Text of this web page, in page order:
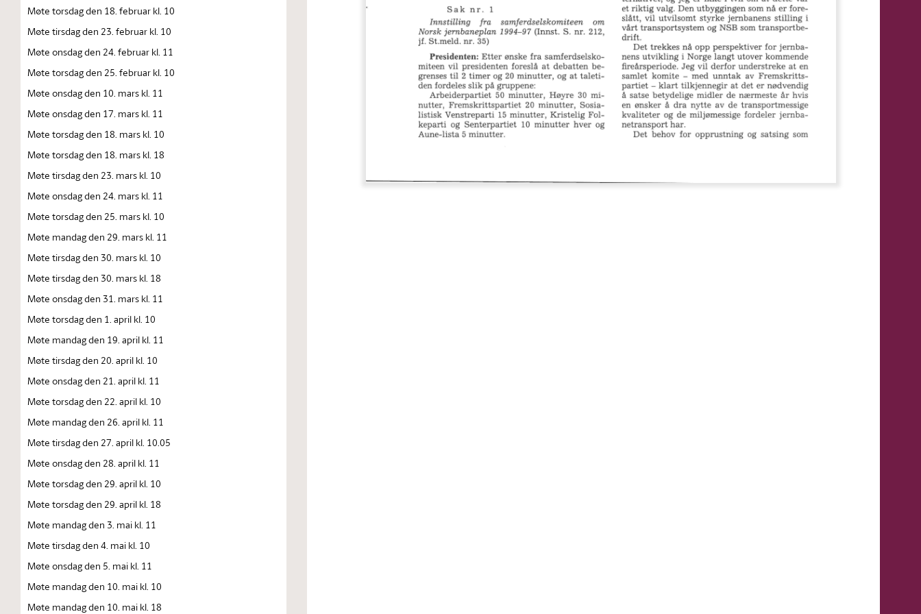
Møte torsdag den 18. februar kl. 10
Møte tirsdag den 23. februar kl. 10
Møte onsdag den 24. februar kl. 11
Møte torsdag den 25. februar kl. 10
Møte onsdag den 10. mars kl. 11
Møte onsdag den 17. mars kl. 11
Møte torsdag den 18. mars kl. 10
Møte torsdag den 18. mars kl. 18
Møte tirsdag den 23. mars kl. 10
Møte onsdag den 24. mars kl. 11
Møte torsdag den 25. mars kl. 10
Møte mandag den 29. mars kl. 11
Møte tirsdag den 30. mars kl. 10
Møte tirsdag den 30. mars kl. 18
Møte onsdag den 31. mars kl. 11
Møte torsdag den 1. april kl. 10
Møte mandag den 19. april kl. 11
Møte tirsdag den 20. april kl. 10
Møte onsdag den 21. april kl. 11
Møte torsdag den 22. april kl. 10
Møte mandag den 26. april kl. 11
Møte tirsdag den 27. april kl. 10.05
Møte onsdag den 28. april kl. 11
Møte torsdag den 29. april kl. 10
Møte torsdag den 29. april kl. 18
Møte mandag den 3. mai kl. 11
Møte tirsdag den 4. mai kl. 10
Møte onsdag den 5. mai kl. 11
Møte mandag den 10. mai kl. 10
Møte mandag den 10. mai kl. 18